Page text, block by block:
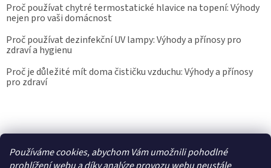
Používáme cookies, abychom Vám umožnili pohodlné
Proč používat chytré termostatické hlavice na topení: Výhody
nejen pro vaši domácnost
Proč používat dezinfekční UV lampy: Výhody a přínosy pro
zdraví a hygienu
Proč je důležité mít doma čističku vzduchu: Výhody a přínosy
pro zdraví